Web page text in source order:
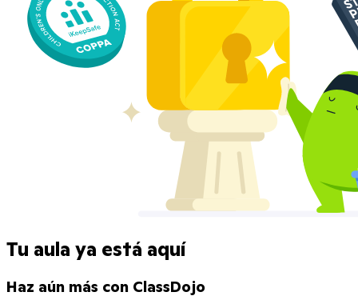
Tu aula ya está aquí
Haz aún más con ClassDojo